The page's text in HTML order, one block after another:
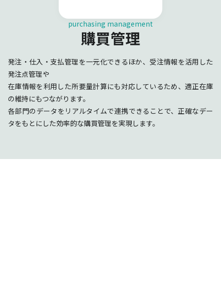
purchasing management
購買管理
発注・仕入・支払管理を一元化できるほか、受注情報を活用した
発注点管理や
在庫情報を利用した所要量計算にも対応しているため、適正在庫
の維持にもつながります。
各部門のデータをリアルタイムで連携できることで、正確なデー
タをもとにした効率的な購買管理を実現します。